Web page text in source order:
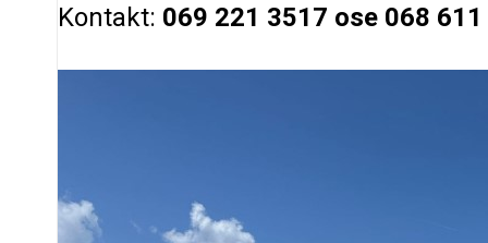
Kontakt: 069 221 3517 ose 068